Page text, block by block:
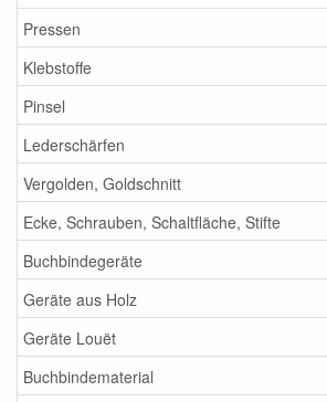
Pressen
Klebstoffe
Pinsel
Lederschärfen
Vergolden, Goldschnitt
Ecke, Schrauben, Schaltfläche, Stifte
Buchbindegeräte
Geräte aus Holz
Geräte Louët
Buchbindematerial